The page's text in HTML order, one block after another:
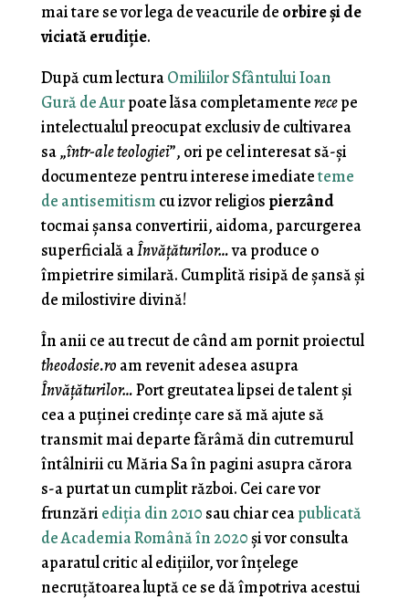
mai tare se vor lega de veacurile de orbire şi de
viciată erudiţie.
După cum lecturaOmiliilor Sfântului Ioan
Gură de Aurpoate lăsa completamenterecepe
intelectualul preocupat exclusiv de cultivarea
sa „într-ale teologiei”, ori pe cel interesat să-şi
documenteze pentru interese imediateteme
de antisemitism cu izvor religios pierzând
tocmai şansa convertirii, aidoma, parcurgerea
superficială aÎnvăţăturilor…va produce o
împietrire similară. Cumplită risipă de şansă şi
de milostivire divină!
În anii ce au trecut de când am pornit proiectul
theodosie.ro am revenit adesea asupra
Învăţăturilor…Port greutatea lipsei de talent şi
cea a puţinei credinţe care să mă ajute să
transmit mai departe fărâmă din cutremurul
întâlnirii cu Măria Sa în pagini asupra cărora
s-a purtat un cumplit război. Cei care vor
frunzări ediţia din 2010 sau chiar ceapublicată
de Academia Română în 2020şi vor consulta
aparatul critic al ediţiilor, vor înţelege
necruţătoarea luptă ce se dă împotriva acestui